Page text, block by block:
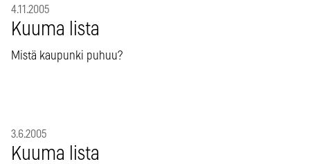
4.11.2005
Kuuma lista
Mistä kaupunki puhuu?
3.6.2005
Kuuma lista